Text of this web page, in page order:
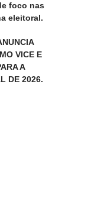
foco nas
eleitoral.
VICE E
A
DE 2026.